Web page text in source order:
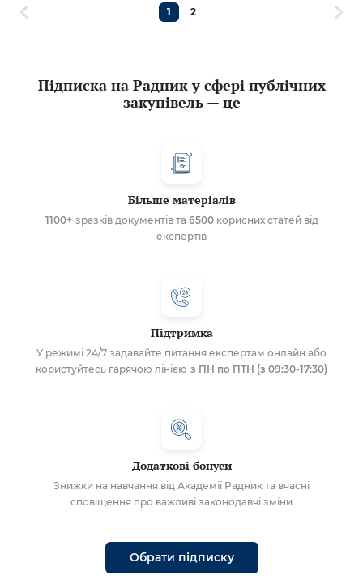
1 2
Підписка на Радник у сфері публічних
закупівель — це
Більше матеріалів
1100+ зразків документів та 6500корисних статей від
експертів
Підтримка
У режимі 24/7 задавайте питання експертам онлайн або
користуйтесь гарячою лінією з ПН по ПТН (з 09:30-17:30)
Додаткові бонуси
Знижки на навчання від Академії Радник та вчасні
сповіщення про важливі законодавчі зміни
Обрати підписку